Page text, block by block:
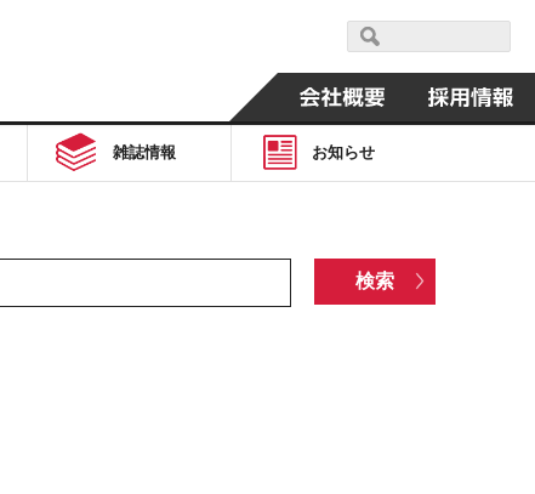
雑誌情報 お知らせ